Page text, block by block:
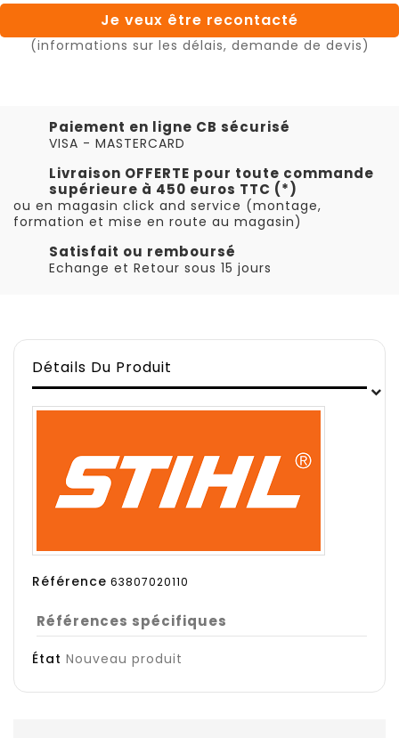
Je veux être recontacté
(informations sur les délais, demande de devis)
Paiement en ligne CB sécurisé
VISA - MASTERCARD
Livraison OFFERTE pour toute commande
supérieure à 450 euros TTC (*)
ou en magasin click and service (montage,
formation et mise en route au magasin)
Satisfait ou remboursé
Echange et Retour sous 15 jours
Détails Du Produit
Référence 63807020110
Références spécifiques
État Nouveau produit